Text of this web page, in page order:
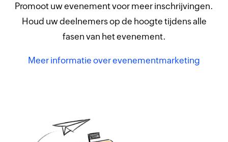
Promoot uw evenement voor meer inschrijvingen.
Houd uw deelnemers op de hoogte tijdens alle
fasen van het evenement.
Meer informatie over evenementmarketing